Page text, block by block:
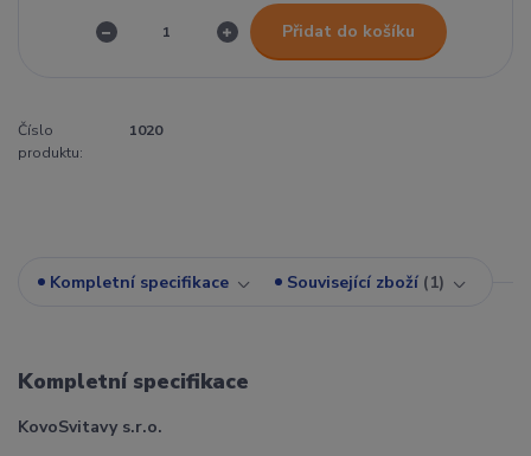
Přidat do košíku
Číslo
produktu:
1020
Kompletní specifikace Související zboží 1
Kompletní specifikace
KovoSvitavy s.r.o.